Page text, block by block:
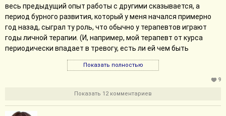
весь предыдущий опыт работы с другими сказывается, а
период бурного развития, который у меня начался примерно
год назад, сыграл ту роль, что обычно у терапевтов играют
годы личной терапии. (И, например, мой терапевт от курса
периодически впадает в тревогу, есть ли ей чем быть
полезной мне. Есть, но да, не в том же смысле, что
прорабатывать с кем-то, например, непрожитые обиды.)
С другой стороны, мне пока сложно масштабироваться. Всё-
таки подход к этому, когда ты так взаимодействуешь в
людей много и подсказок от знания бэкграунда человека нет,
Показать полностью
9
Показать 12 комментариев